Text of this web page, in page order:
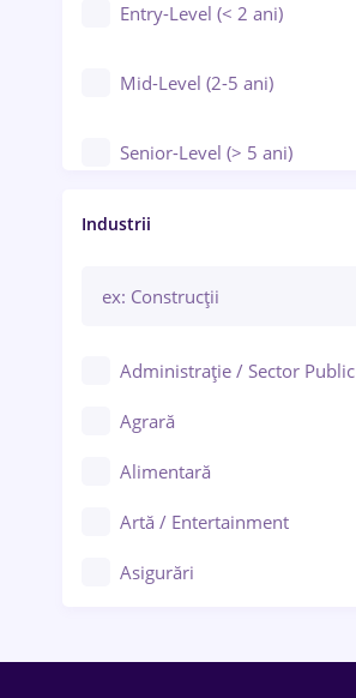
Entry-Level (< 2 ani)
Mid-Level (2-5 ani)
Senior-Level (> 5 ani)
Manager / Executiv
Industrii
Administrație / Sector Public
Agrară
Alimentară
Artă / Entertainment
Asigurări